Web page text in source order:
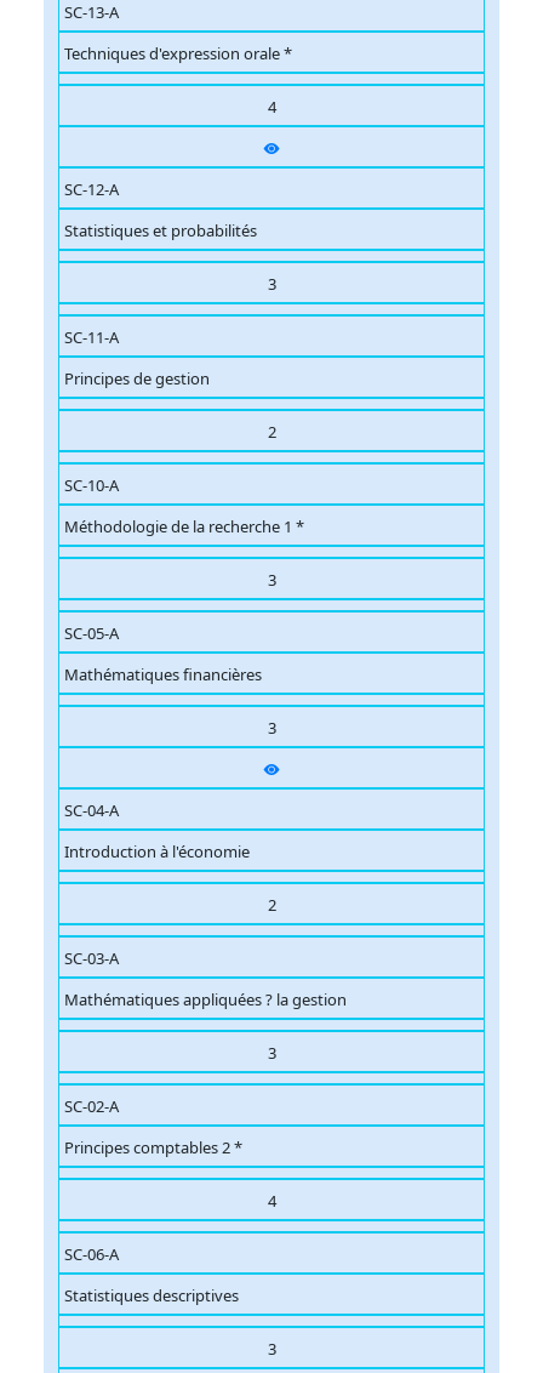
SC-13-A
Techniques d'expression orale *
4
SC-12-A
Statistiques et probabilités
3
SC-11-A
Principes de gestion
2
SC-10-A
Méthodologie de la recherche 1 *
3
SC-05-A
Mathématiques financières
3
SC-04-A
Introduction à l'économie
2
SC-03-A
Mathématiques appliquées ? la gestion
3
SC-02-A
Principes comptables 2 *
4
SC-06-A
Statistiques descriptives
3